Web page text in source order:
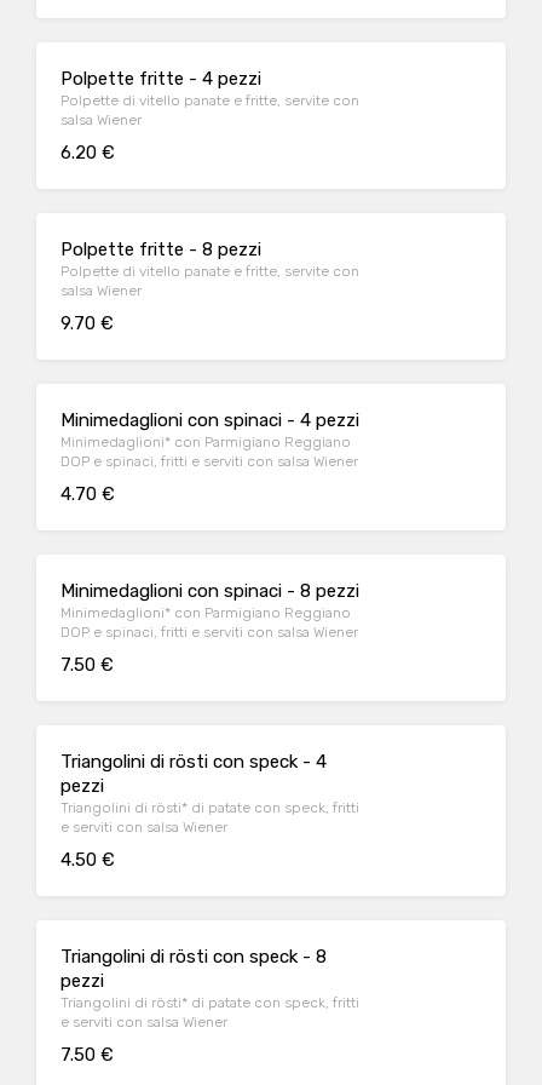
Polpette fritte - 4 pezzi
Polpette di vitello panate e fritte, servite con
salsa Wiener
6.20 €
Polpette fritte - 8 pezzi
Polpette di vitello panate e fritte, servite con
salsa Wiener
9.70 €
Minimedaglioni con spinaci - 4 pezzi
Minimedaglioni* con Parmigiano Reggiano
DOP e spinaci, fritti e serviti con salsa Wiener
4.70 €
Minimedaglioni con spinaci - 8 pezzi
Minimedaglioni* con Parmigiano Reggiano
DOP e spinaci, fritti e serviti con salsa Wiener
7.50 €
Triangolini di rösti con speck - 4
pezzi
Triangolini di rösti* di patate con speck, fritti
e serviti con salsa Wiener
4.50 €
Triangolini di rösti con speck - 8
pezzi
Triangolini di rösti* di patate con speck, fritti
e serviti con salsa Wiener
7.50 €